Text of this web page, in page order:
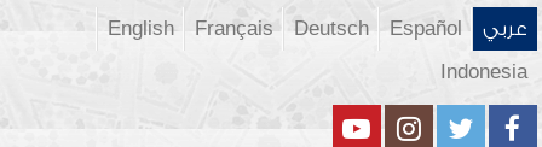
عربي Español
Deutsch
Français
English
Indonesia